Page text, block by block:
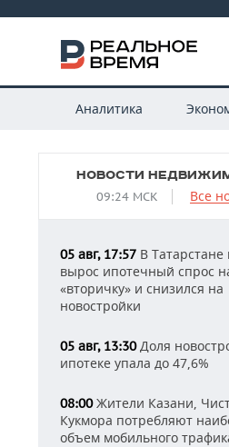
Аналитика
НОВОСТИ
09:24 МСК Все
05 авг, 17:57 В
вырос ипотечный спрос
«вторичку» и снизился на
новостройки
05 авг, 13:30Доля
ипотеке упала до 47,6%
08:00Жители Казани,
Кукмора потребляют
объем мобильного